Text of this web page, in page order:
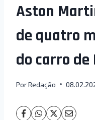
Aston
de quatro
do carro de
PorRedação